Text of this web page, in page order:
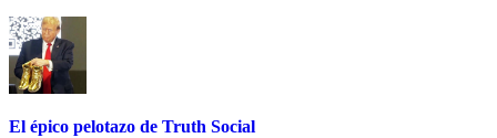
El épico pelotazo de Truth Social